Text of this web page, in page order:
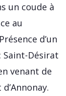
un coude à
au
d’un
: Saint-Désirat
venant de